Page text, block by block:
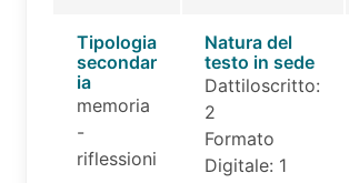
Tipologia
secondar
ia
memoria
-
riflessioni
Natura del
testo in sede
Dattiloscritto:
2
Formato
Digitale: 1